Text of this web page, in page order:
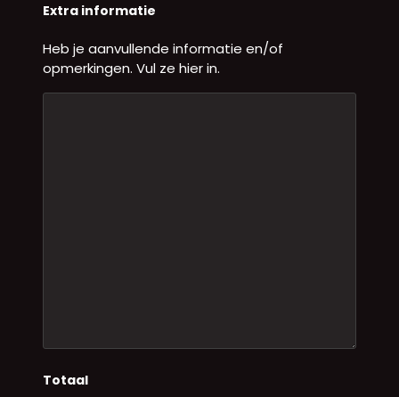
Extra informatie
Heb je aanvullende informatie en/of
opmerkingen. Vul ze hier in.
Totaal